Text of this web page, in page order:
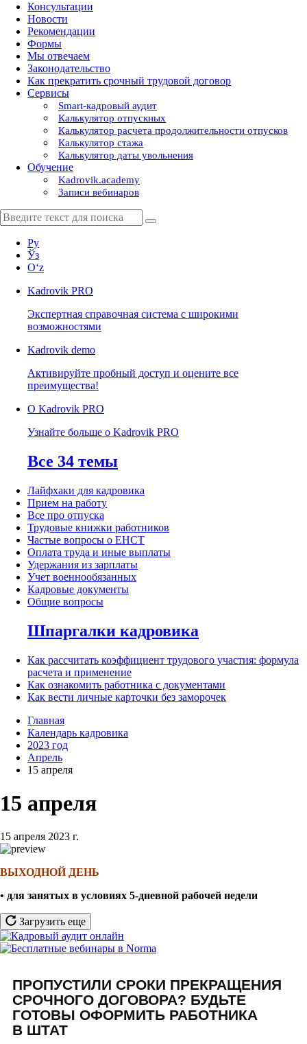
Консультации
Новости
Рекомендации
Формы
Мы отвечаем
Законодательство
Как прекратить срочный трудовой договор
Сервисы
Smart-кадровый аудит
Калькулятор отпускных
Калькулятор расчета продолжительности отпусков
Калькулятор стажа
Калькулятор даты увольнения
Обучение
Kadrovik.academy
Записи вебинаров
Ру
Ўз
Oʻz
Kadrovik PRO
Экспертная справочная система с широкими
возможностями
Kadrovik demo
Активируйте пробный доступ и оцените все
преимущества!
О Kadrovik PRO
Узнайте больше о Kadrovik PRO
Все 34 темы
Лайфхаки для кадровика
Прием на работу
Все про отпуска
Трудовые книжки работников
Частые вопросы о ЕНСТ
Оплата труда и иные выплаты
Удержания из зарплаты
Учет военнообязанных
Кадровые документы
Общие вопросы
Шпаргалки кадровика
Как рассчитать коэффициент трудового участия: формула
расчета и применение
Как ознакомить работника с документами
Как вести личные карточки без заморочек
Главная
Календарь кадровика
2023 год
Апрель
15 апреля
15 апреля
15 апреля 2023 г.
ВЫХОДНОЙ ДЕНЬ
• для занятых в условиях 5-дневной рабочей недели
Загрузить еще
ПРОПУСТИЛИ СРОКИ ПРЕКРАЩЕНИЯ
СРОЧНОГО ДОГОВОРА? БУДЬТЕ
ГОТОВЫ ОФОРМИТЬ РАБОТНИКА
В ШТАТ